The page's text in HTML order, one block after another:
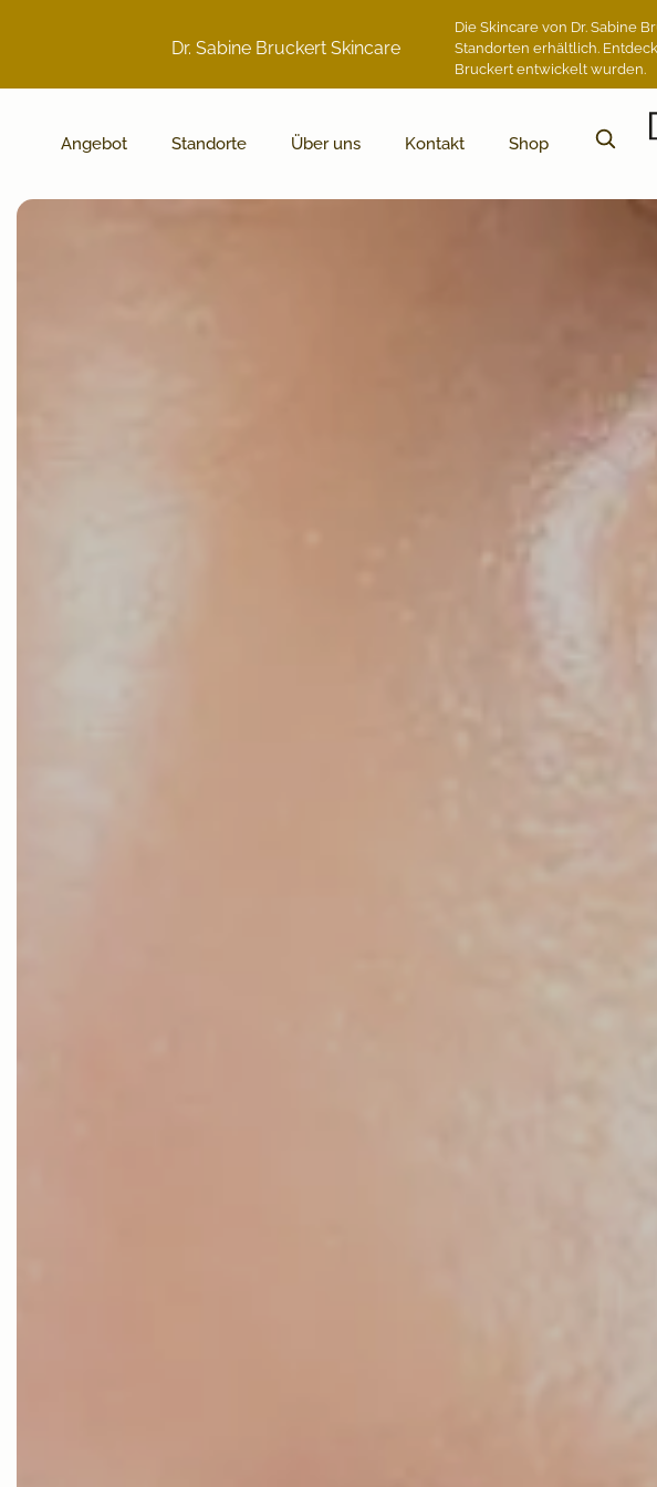
Dr. Sabine Bruckert Skincare
Die Skincare von Dr. Sabine
Standorten erhältlich.
Bruckert entwickelt wurden.
Angebot Standorte Über uns Kontakt Shop